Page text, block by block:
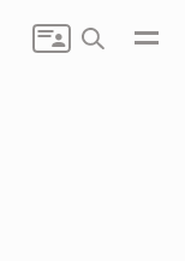
Zoeken